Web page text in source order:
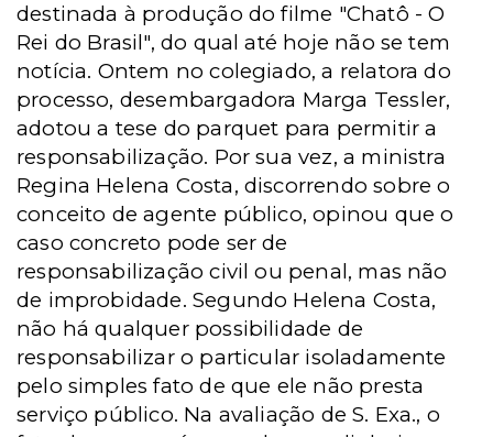
destinada à produção do filme "Chatô - O
Rei do Brasil", do qual até hoje não se tem
notícia. Ontem no colegiado, a relatora do
processo, desembargadora Marga Tessler,
adotou a tese do parquet para permitir a
responsabilização. Por sua vez, a ministra
Regina Helena Costa, discorrendo sobre o
conceito de agente público, opinou que o
caso concreto pode ser de
responsabilização civil ou penal, mas não
de improbidade. Segundo Helena Costa,
não há qualquer possibilidade de
responsabilizar o particular isoladamente
pelo simples fato de que ele não presta
serviço público. Na avaliação de S. Exa., o